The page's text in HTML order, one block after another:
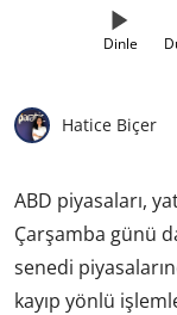
Dinle
Hatice Biçer
ABD piyasaları,
Çarşamba günü
senedi
kayıp yönlü